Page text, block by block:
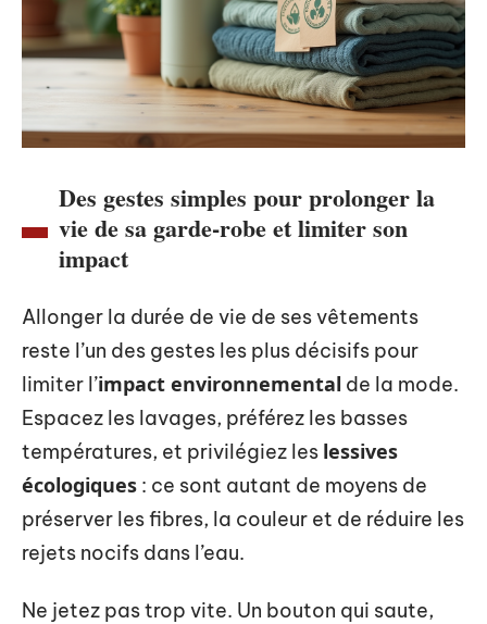
Des gestes simples pour prolonger la
vie de sa garde-robe et limiter son
impact
Allonger la durée de vie de ses vêtements
reste l’un des gestes les plus décisifs pour
limiter l’impact environnemental de la mode.
Espacez les lavages, préférez les basses
températures, et privilégiez les lessives
écologiques : ce sont autant de moyens de
préserver les fibres, la couleur et de réduire les
rejets nocifs dans l’eau.
Ne jetez pas trop vite. Un bouton qui saute,